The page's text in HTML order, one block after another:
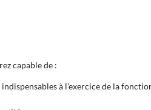
capable de :
à l’exercice de la